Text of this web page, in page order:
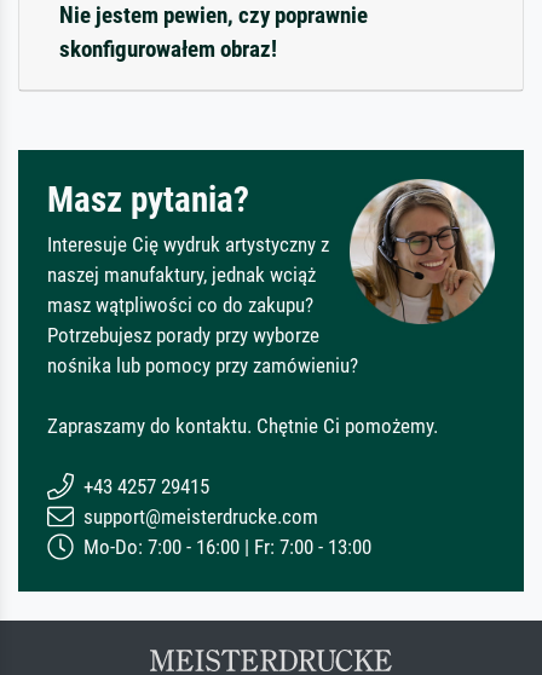
Nie jestem pewien, czy poprawnie
skonfigurowałem obraz!
Masz pytania?
Interesuje Cię wydruk artystyczny z
naszej manufaktury, jednak wciąż
masz wątpliwości co do zakupu?
Potrzebujesz porady przy wyborze
nośnika lub pomocy przy zamówieniu?
Zapraszamy do kontaktu. Chętnie Ci pomożemy.
+43 4257 29415
support@meisterdrucke.com
Mo-Do: 7:00 - 16:00 | Fr: 7:00 - 13:00